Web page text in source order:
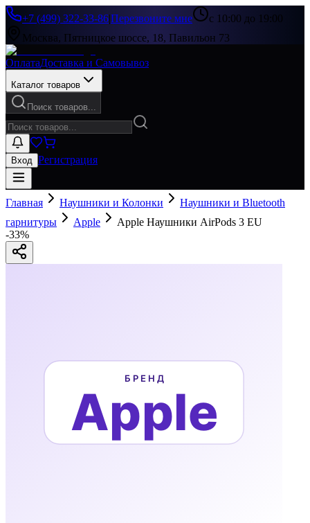
+7 (499) 322-33-86|Перезвоните мне
с 10:00 до 19:00
Москва, Пятницкое шоссе, 18, Павильон 73
ОплатаДоставка и Самовывоз
Каталог товаров
Поиск товаров...
Вход Регистрация
Главная Наушники и Колонки
Наушники и Bluetooth
гарнитуры
Apple
Apple Наушники AirPods 3 EU
-33%